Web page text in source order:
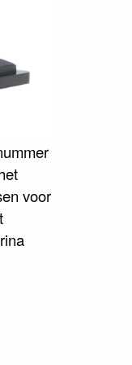
voor